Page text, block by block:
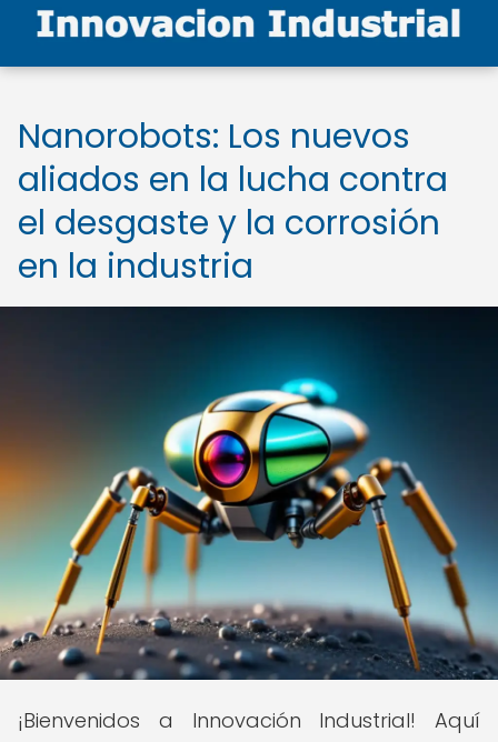
Nanorobots: Los nuevos
aliados en la lucha contra
el desgaste y la corrosión
en la industria
¡Bienvenidos a Innovación Industrial! Aquí